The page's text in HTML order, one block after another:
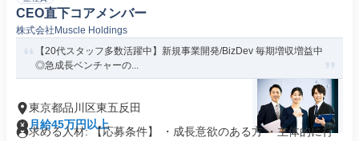
CEO直下コアメンバー
株式会社Muscle Holdings
【20代スタッフ多数活躍中】新規事業開発/BizDev 毎期増収増益中
◎急成長ベンチャーの...
東京都品川区東五反田
月給45万円以上
求める人材: 【応募条件】 ・成長意欲のある方 ・主体的に行